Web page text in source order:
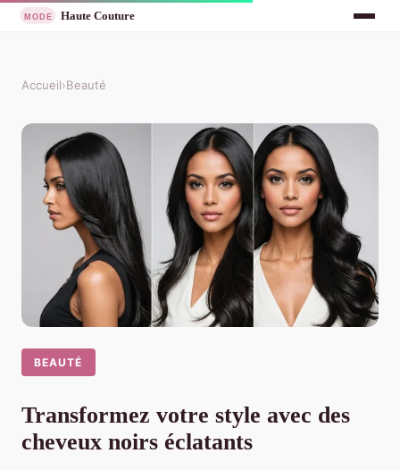
Accueil›Beauté
BEAUTÉ
Transformez votre style avec des
cheveux noirs éclatants